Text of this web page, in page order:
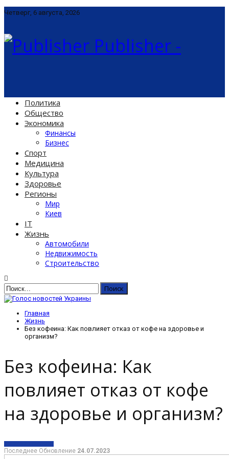
Четверг, 6 августа, 2026
Publisher -
Политика
Общество
Экономика
Финансы
Бизнес
Спорт
Медицина
Культура
Здоровье
Регионы
Мир
Киев
IT
Жизнь
Автомобили
Недвижимость
Строительство
Главная
Жизнь
Без кофеина: Как повлияет отказ от кофе на здоровье и
организм?
Без кофеина: Как
повлияет отказ от кофе
на здоровье и организм?
Последнее Обновление 24.07.2023